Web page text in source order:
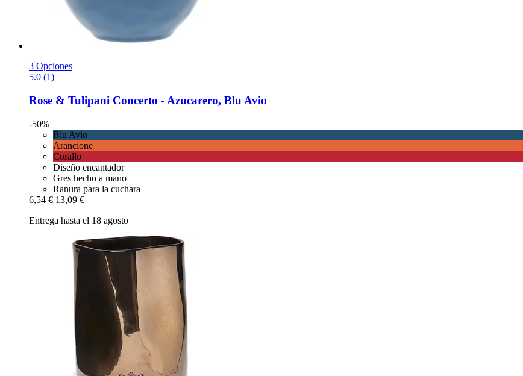
3 Opciones
5.0 (1)
Rose & Tulipani Concerto -​ Azucarero, Blu Avio
-50%
Blu Avio
Arancione
Corallo
Diseño encantador
Gres hecho a mano
Ranura para la cuchara
6,54 € 13,09 €
Entrega hasta el 18 agosto